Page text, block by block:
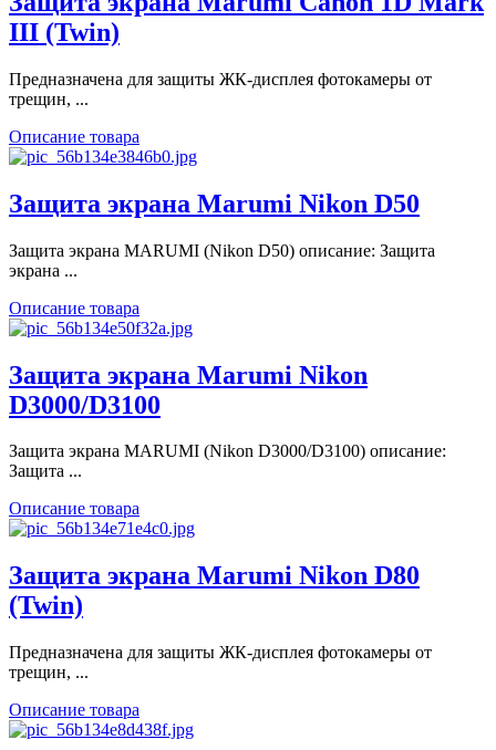
III (Twin)
Предназначена для защиты ЖК-дисплея фотокамеры от
трещин, ...
Описание товара
Защита экрана Marumi Nikon D50
Защита экрана MARUMI (Nikon D50) описание: Защита
экрана ...
Описание товара
Защита экрана Marumi Nikon
D3000/D3100
Защита экрана MARUMI (Nikon D3000/D3100) описание:
Защита ...
Описание товара
Защита экрана Marumi Nikon D80
(Twin)
Предназначена для защиты ЖК-дисплея фотокамеры от
трещин, ...
Описание товара